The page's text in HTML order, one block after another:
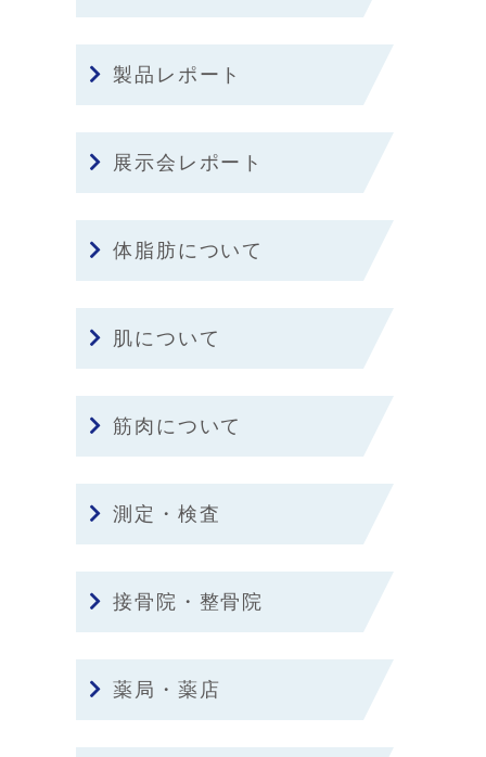
製品レポート
展示会レポート
体脂肪について
肌について
筋肉について
測定・検査
接骨院・整骨院
薬局・薬店